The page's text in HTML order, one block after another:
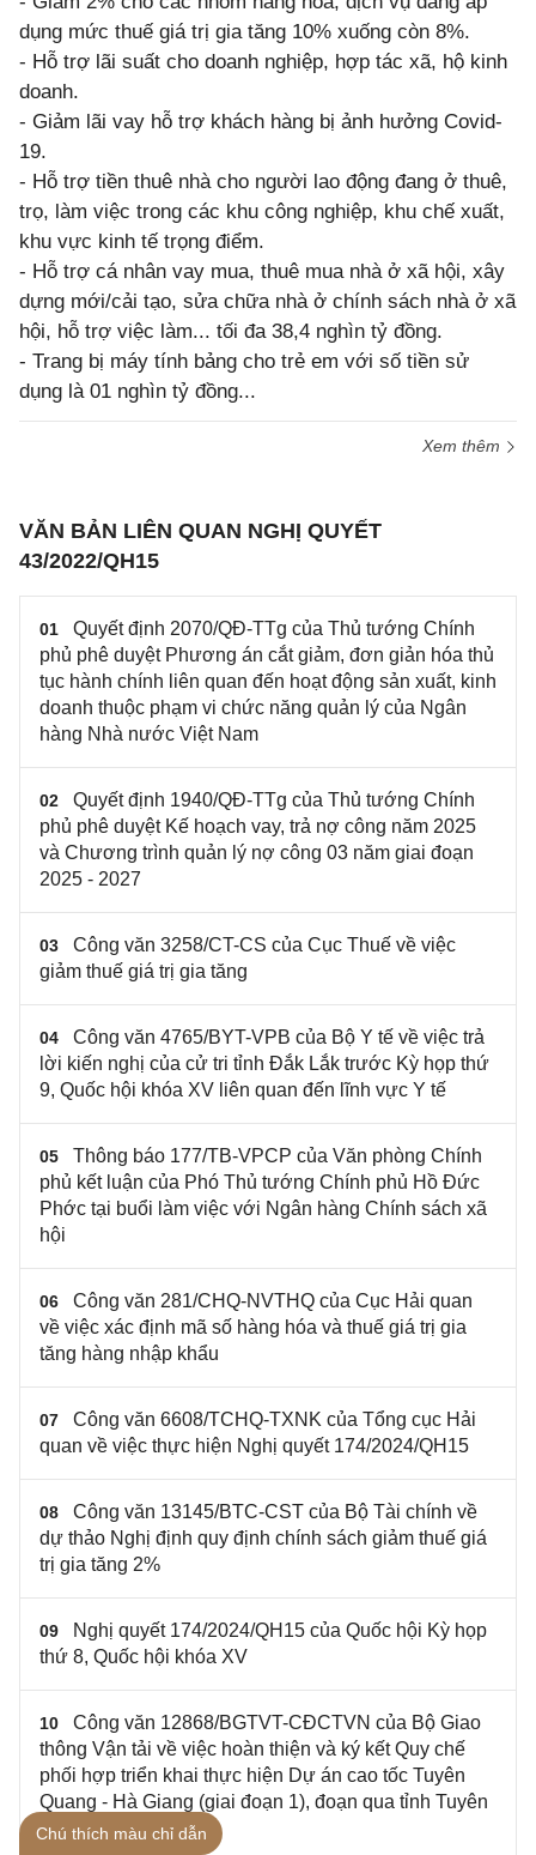
dụng mức thuế giá trị gia tăng 10% xuống còn 8%.
- Hỗ trợ lãi suất cho doanh nghiệp, hợp tác xã, hộ kinh
doanh.
- Giảm lãi vay hỗ trợ khách hàng bị ảnh hưởng Covid-
19.
- Hỗ trợ tiền thuê nhà cho người lao động đang ở thuê,
trọ, làm việc trong các khu công nghiệp, khu chế xuất,
khu vực kinh tế trọng điểm.
- Hỗ trợ cá nhân vay mua, thuê mua nhà ở xã hội, xây
dựng mới/cải tạo, sửa chữa nhà ở chính sách nhà ở xã
hội, hỗ trợ việc làm... tối đa 38,4 nghìn tỷ đồng.
- Trang bị máy tính bảng cho trẻ em với số tiền sử
dụng là 01 nghìn tỷ đồng...
Xem thêm
VĂN BẢN LIÊN QUAN NGHỊ QUYẾT
43/2022/QH15
01
Quyết định 2070/QĐ-TTg của Thủ tướng Chính
phủ phê duyệt Phương án cắt giảm, đơn giản hóa thủ
tục hành chính liên quan đến hoạt động sản xuất, kinh
doanh thuộc phạm vi chức năng quản lý của Ngân
hàng Nhà nước Việt Nam
02
Quyết định 1940/QĐ-TTg của Thủ tướng Chính
phủ phê duyệt Kế hoạch vay, trả nợ công năm 2025
và Chương trình quản lý nợ công 03 năm giai đoạn
2025 - 2027
03
Công văn 3258/CT-CS của Cục Thuế về việc
giảm thuế giá trị gia tăng
04
Công văn 4765/BYT-VPB của Bộ Y tế về việc trả
lời kiến nghị của cử tri tỉnh Đắk Lắk trước Kỳ họp thứ
9, Quốc hội khóa XV liên quan đến lĩnh vực Y tế
05
Thông báo 177/TB-VPCP của Văn phòng Chính
phủ kết luận của Phó Thủ tướng Chính phủ Hồ Đức
Phớc tại buổi làm việc với Ngân hàng Chính sách xã
hội
06
Công văn 281/CHQ-NVTHQ của Cục Hải quan
về việc xác định mã số hàng hóa và thuế giá trị gia
tăng hàng nhập khẩu
07
Công văn 6608/TCHQ-TXNK của Tổng cục Hải
quan về việc thực hiện Nghị quyết 174/2024/QH15
08
Công văn 13145/BTC-CST của Bộ Tài chính về
dự thảo Nghị định quy định chính sách giảm thuế giá
trị gia tăng 2%
09
Nghị quyết 174/2024/QH15 của Quốc hội Kỳ họp
thứ 8, Quốc hội khóa XV
10
Công văn 12868/BGTVT-CĐCTVN của Bộ Giao
thông Vận tải về việc hoàn thiện và ký kết Quy chế
phối hợp triển khai thực hiện Dự án cao tốc Tuyên
Quang - Hà Giang (giai đoạn 1), đoạn qua tỉnh Tuyên
Quang
Chú thích màu chỉ dẫn